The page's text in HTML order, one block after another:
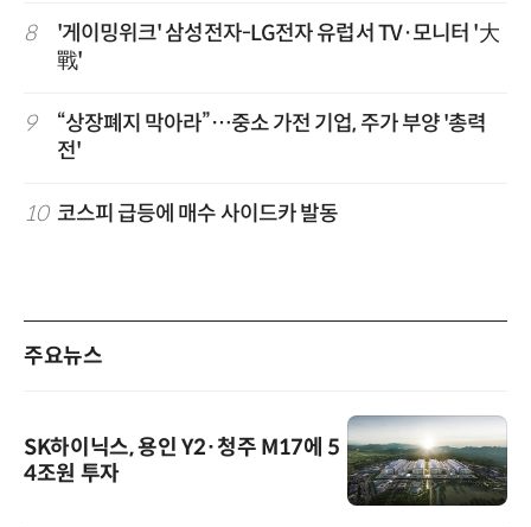
8
'게이밍위크' 삼성전자-LG전자 유럽서 TV·모니터 '大
戰'
9
“상장폐지 막아라”…중소 가전 기업, 주가 부양 '총력
전'
10 코스피 급등에 매수 사이드카 발동
주요뉴스
SK하이닉스, 용인 Y2·청주 M17에 5
4조원 투자